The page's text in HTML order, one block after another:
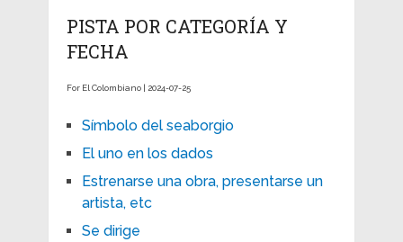
PISTA POR CATEGORÍA Y
FECHA
For El Colombiano | 2024-07-25
Símbolo del seaborgio
El uno en los dados
Estrenarse una obra, presentarse un
artista, etc
Se dirige